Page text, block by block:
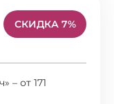
СКИДКА 7%
– от 171